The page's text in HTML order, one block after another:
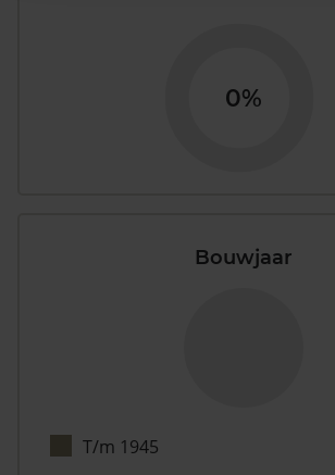
0%
Bouwjaar
T/m 1945